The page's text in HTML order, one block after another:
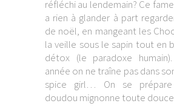
réfléchi au lendemain? Ce
a rien à glander à part
de noël, en mangeant les
la veille sous le sapin tout en
détox (le paradoxe
année on ne traîne pas dans
spice girl… On se
doudou mignonne toute